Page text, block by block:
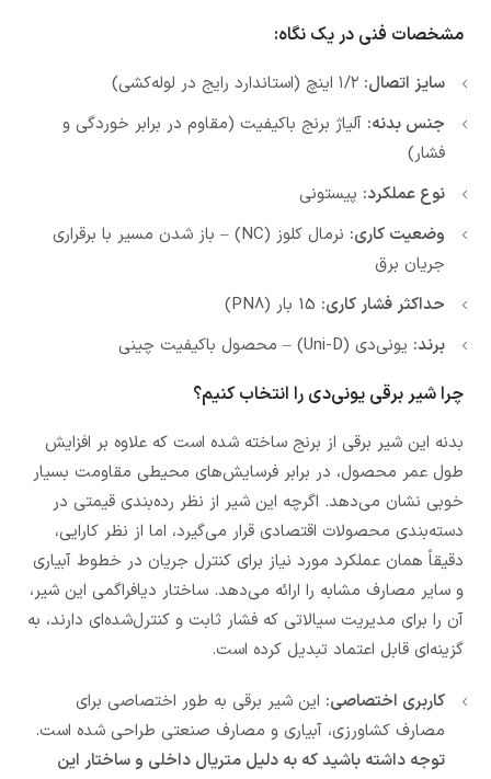
مشخصات فنی در یک نگاه:
سایز اتصال:
جنس بدنه: آلیاژ برنج باکیفیت (مقاوم در برابر خوردگی و
فشار)
نوع عملکرد: پیستونی
وضعیت کاری:
نرمال کلوز (NC) – باز شدن مسیر با برقراری
جریان برق
حداکثر فشار کاری:
برند: یونی‌دی (Uni-D) – محصول باکیفیت چینی
چرا شیر برقی یونی‌دی را انتخاب کنیم؟
بدنه این شیر برقی از برنج ساخته شده است که علاوه بر افزایش
طول عمر محصول، در برابر فرسایش‌های محیطی مقاومت بسیار
خوبی نشان می‌دهد. اگرچه این شیر از نظر رده‌بندی قیمتی در
دسته‌بندی محصولات اقتصادی قرار می‌گیرد، اما از نظر کارایی،
دقیقاً همان عملکرد مورد نیاز برای کنترل جریان در خطوط آبیاری
و سایر مصارف مشابه را ارائه می‌دهد. ساختار دیافراگمی این شیر،
آن را برای مدیریت سیالاتی که فشار ثابت و کنترل‌شده‌ای دارند، به
گزینه‌ای قابل اعتماد تبدیل کرده است.
کاربری اختصاصی: این شیر برقی به طور اختصاصی برای
مصارف کشاورزی، آبیاری و مصارف صنعتی طراحی شده است.
توجه داشته باشید که به دلیل متریال داخلی و ساختار این